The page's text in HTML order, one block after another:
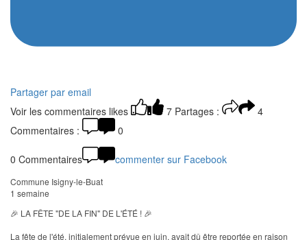
Partager par email
Voir les commentaires likes 7 Partages :
4
Commentaires :
0
0 Commentaires commenter sur Facebook
Commune Isigny-le-Buat
1 semaine
🎉 LA FÊTE "DE LA FIN" DE L'ÉTÉ ! 🎉
La fête de l'été, initialement prévue en juin, avait dû être reportée en raison